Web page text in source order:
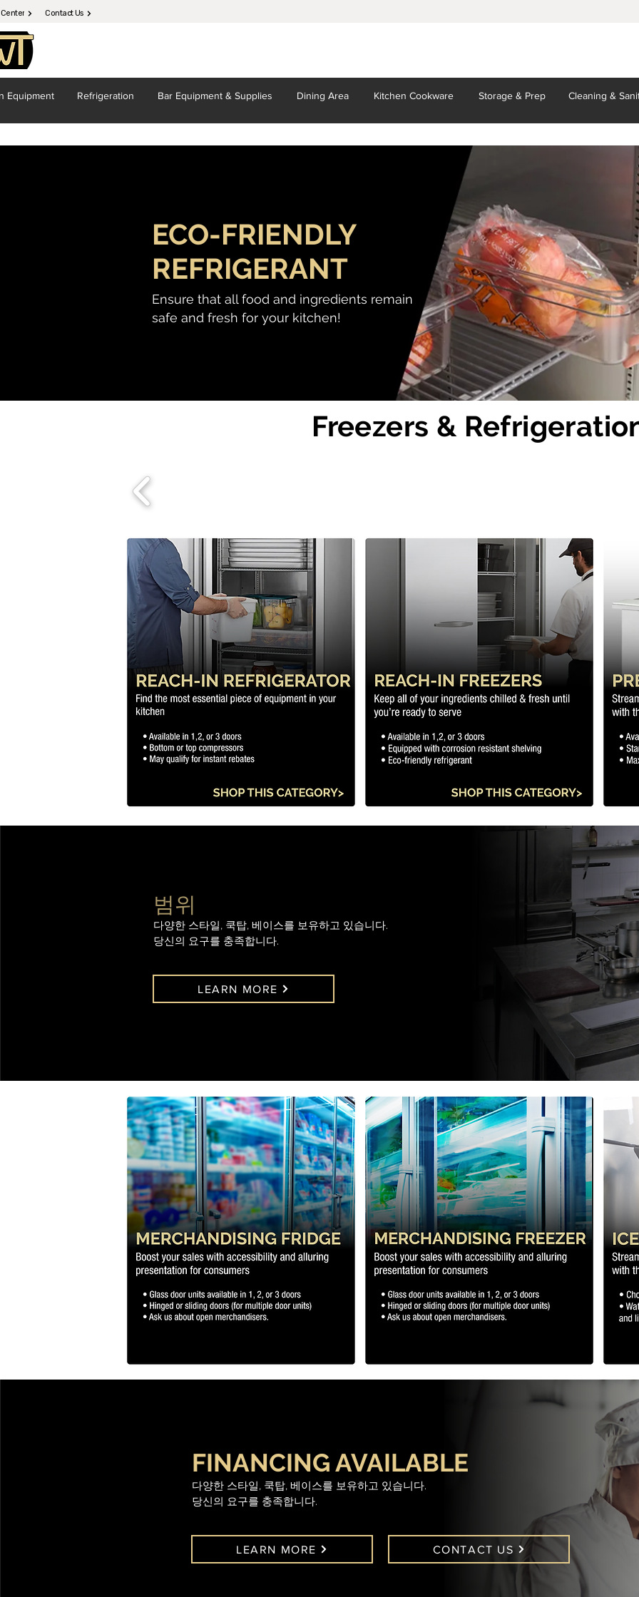
Contact Us
Equipment Refrigeration Bar Equipment & Supplies Dining Area Kitchen Cookware Storage & Prep Cleaning &
ECO-FRIENDLY
REFRIGERANT
Ensure that all food and ingredients remain
safe and fresh for your kitchen!
Freezers &
범위
다양한 스타일, 쿡탑, 베이스를 보유하고 있습니다.
당신의 요구를 충족합니다.
LEARN MORE
다양한 스타일, 쿡탑, 베이스를 보유하고 있습니다.
당신의 요구를 충족합니다.
FINANCING AVAILABLE
LEARN MORE CONTACT US